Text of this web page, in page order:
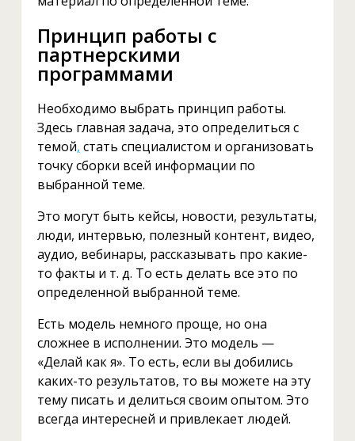
Принцип работы с
партнерскими
программами
Необходимо выбрать принцип работы.
Здесь главная задача, это определиться с
темой, стать специалистом и организовать
точку сборки всей информации по
выбранной теме.
Это могут быть кейсы, новости, результаты,
люди, интервью, полезный контент, видео,
аудио, вебинары, рассказывать про какие-
то факты и т. д. То есть делать все это по
определенной выбранной теме.
Есть модель немного проще, но она
сложнее в исполнении. Это модель —
«Делай как я». То есть, если вы добились
каких-то результатов, то вы можете на эту
тему писать и делиться своим опытом. Это
всегда интересней и привлекает людей.